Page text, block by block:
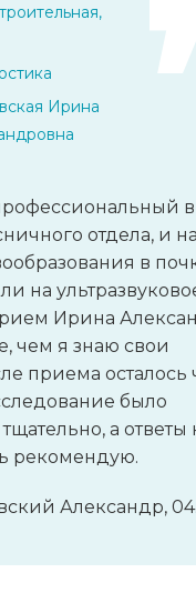
Ирина
отдела, и
в
на
Ирина
чем я знаю свои
приема осталось
было
а ответы
рекомендую.
Александр,